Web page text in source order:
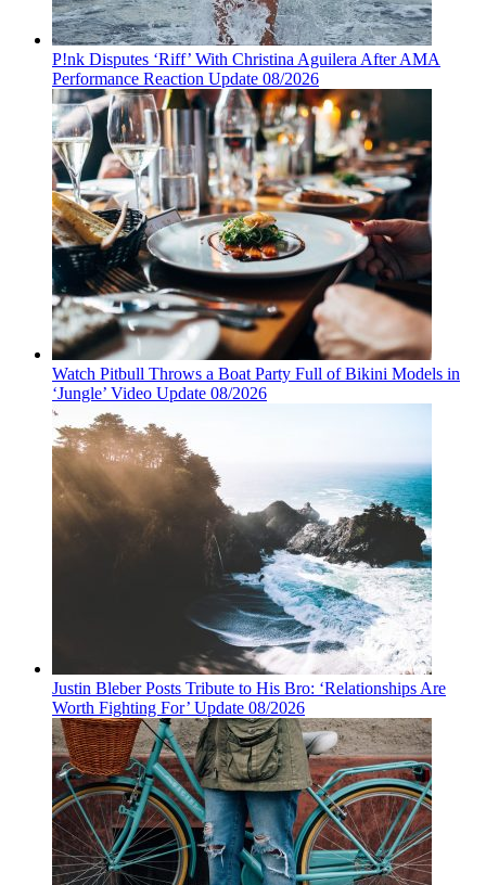
P!nk Disputes ‘Riff’ With Christina Aguilera After AMA
Performance Reaction Update 08/2026
Watch Pitbull Throws a Boat Party Full of Bikini Models in
‘Jungle’ Video Update 08/2026
Justin Bleber Posts Tribute to His Bro: ‘Relationships Are
Worth Fighting For’ Update 08/2026